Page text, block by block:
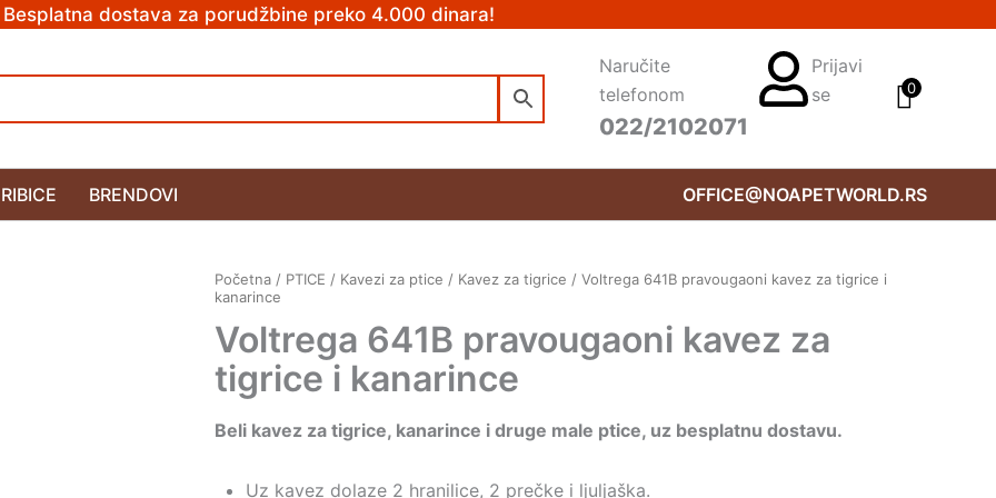
Besplatna dostava za porudžbine preko 4.000 dinara!
Naručite
telefonom
022/2102071
Prijavi
se
0
RIBICE BRENDOVI OFFICE@NOAPETWORLD.RS
Početna / PTICE / Kavezi za ptice / Kavez za tigrice / Voltrega 641B pravougaoni kavez za tigrice i
kanarince
Voltrega 641B pravougaoni kavez za
tigrice i kanarince
Beli kavez za tigrice, kanarince i druge male ptice, uz besplatnu dostavu.
Uz kavez dolaze 2 hranilice, 2 prečke i ljuljaška.